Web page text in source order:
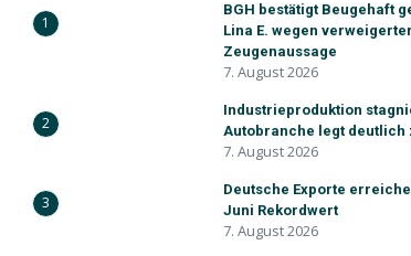
1
BGH bestätigt Beugehaft
Lina E. wegen verweigerter
Zeugenaussage
7. August 2026
2
Industrieproduktion
Autobranche legt deutlich
7. August 2026
3
Deutsche Exporte
Juni Rekordwert
7. August 2026